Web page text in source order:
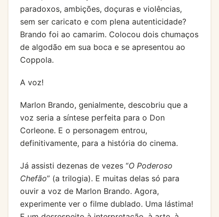
paradoxos, ambições, doçuras e violências,
sem ser caricato e com plena autenticidade?
Brando foi ao camarim. Colocou dois chumaços
de algodão em sua boca e se apresentou ao
Coppola.
A voz!
Marlon Brando, genialmente, descobriu que a
voz seria a síntese perfeita para o Don
Corleone. E o personagem entrou,
definitivamente, para a história do cinema.
Já assisti dezenas de vezes “O Poderoso
Chefão” (a trilogia). E muitas delas só para
ouvir a voz de Marlon Brando. Agora,
experimente ver o filme dublado. Uma lástima!